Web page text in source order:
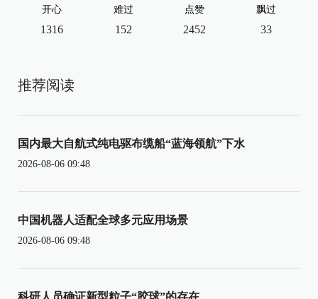
开心
1316
难过
152
点赞
2452
飘过
33
推荐阅读
国内最大自航式纯电驱布缆船“蓝海领航”下水
2026-08-06 09:48
中国机器人适配全球多元应用场景
2026-08-06 09:48
科研人员确证新型粒子“胶球”的存在